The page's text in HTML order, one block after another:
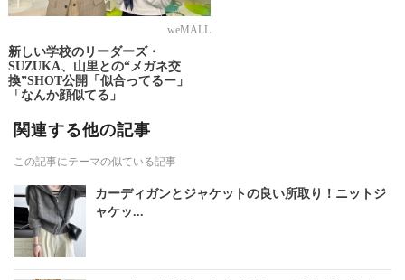
weMALL
新しい学校のリーダーズ・
SUZUKA、山里との“メガネ交
換”SHOT公開「似合ってるー」
「なんか顔似てる」
関連する他の記事
この記事にテーマの似ている記事
カーディガンとジャケットの良い所取り！ニットジ
ャケッ...